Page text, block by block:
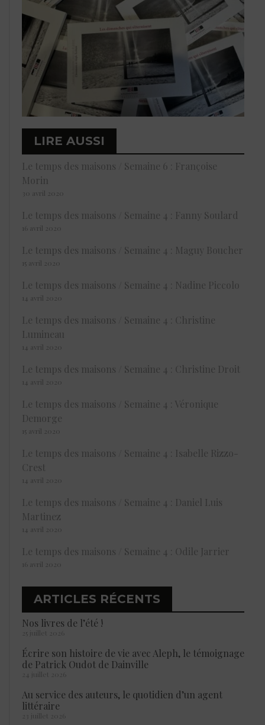
LIRE AUSSI
Le temps des maisons / Semaine 6 : Françoise
Morin
30 avril 2020
Le temps des maisons / Semaine 4 : Fanny Soulard
16 avril 2020
Le temps des maisons / Semaine 4 : Maguy Boucher
15 avril 2020
Le temps des maisons / Semaine 4 : Nadine Piccolo
14 avril 2020
Le temps des maisons / Semaine 4 : Christine
Lumineau
14 avril 2020
Le temps des maisons / Semaine 4 : Christine Droit
14 avril 2020
Le temps des maisons / Semaine 4 : Véronique
Demorge
15 avril 2020
Le temps des maisons / Semaine 4 : Isabelle Rizzo-
Crest
14 avril 2020
Le temps des maisons / Semaine 4 : Daniel Luis
Martinez
14 avril 2020
Le temps des maisons / Semaine 4 : Odile Jarrier
16 avril 2020
ARTICLES RÉCENTS
Nos livres de l’été !
25 juillet 2026
Écrire son histoire de vie avec Aleph, le témoignage
de Patrick Oudot de Dainville
24 juillet 2026
Au service des auteurs, le quotidien d’un agent
littéraire
23 juillet 2026